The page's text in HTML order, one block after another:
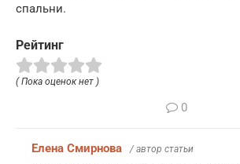
спальни.
Рейтинг
( Пока оценок нет )
0
Елена Смирнова / автор статьи